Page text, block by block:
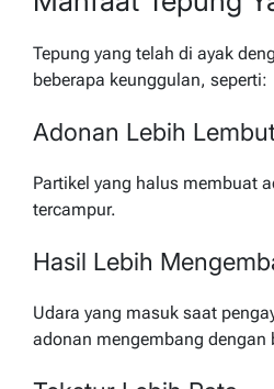
Tepung yang telah di ayak
beberapa keunggulan, seperti:
Adonan Lebih
Partikel yang halus membuat
tercampur.
Hasil Lebih
Udara yang masuk saat
adonan mengembang dengan